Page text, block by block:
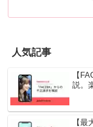
人気記事
【
説。
【